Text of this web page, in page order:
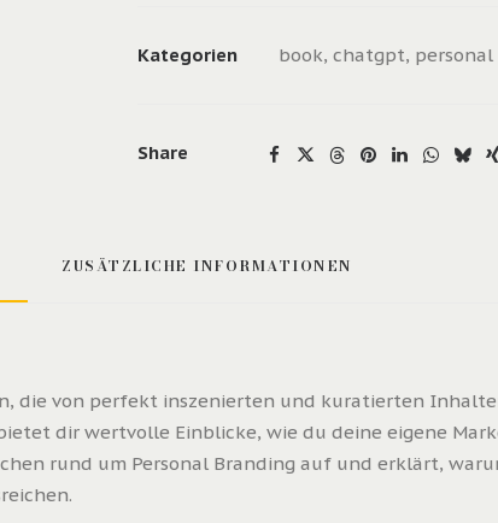
BUCH
Kategorien book, chatgpt,
Share
ZUSÄTZLICHE INFORMATIONEN
die von perfekt inszenierten und kuratierten
dir wertvolle Einblicke, wie du deine eigene
rund um Personal Branding auf und erklärt,